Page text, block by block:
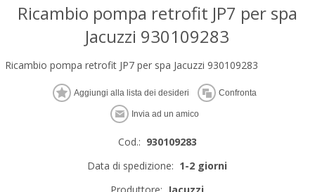
Ricambio pompa retrofit JP7 per spa
Jacuzzi 930109283
Ricambio pompa retrofit JP7 per spa Jacuzzi 930109283
Cod.: 930109283
Data di spedizione: 1-2 giorni
Produttore: Jacuzzi